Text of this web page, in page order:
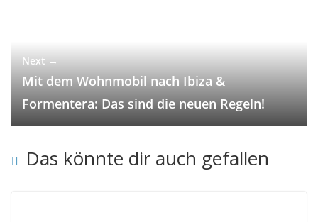
Next →
Mit dem Wohnmobil nach Ibiza &
Formentera: Das sind die neuen Regeln!
Das könnte dir auch gefallen